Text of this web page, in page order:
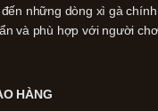
những dòng xì gà
và phù hợp với người
HÀNG